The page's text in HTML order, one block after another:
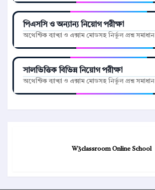
পিএসসি ও অন্যান্য নিয়োগ পরীক্ষা
অথেন্টিক ব্যাখ্যা ও এক্সাম মোডসহ নির্ভুল প্রশ্ন সমাধান
সালভিত্তিক বিভিন্ন নিয়োগ পরীক্ষা
অথেন্টিক ব্যাখ্যা ও এক্সাম মোডসহ নির্ভুল প্রশ্ন সমাধান
W3classroom Online School